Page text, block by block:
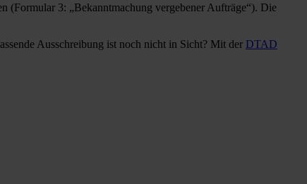
(Formular 3: „Bekanntmachung vergebener Aufträge“). Die
Ausschreibung ist noch nicht in Sicht? Mit der DTAD